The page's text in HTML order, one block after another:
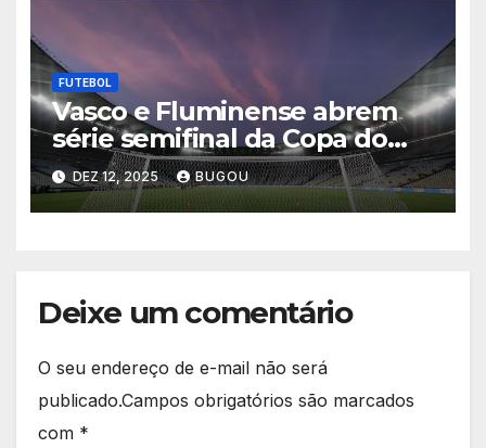
FUTEBOL
Vasco e Fluminense abrem
série semifinal da Copa do
Brasil nesta quinta-feira
DEZ 12, 2025 BUGOU
Deixe um comentário
O seu endereço de e-mail não será
publicado.Campos obrigatórios são marcados
com *